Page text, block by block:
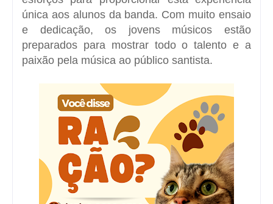
única aos alunos da banda. Com muito ensaio
e dedicação, os jovens músicos estão
preparados para mostrar todo o talento e a
paixão pela música ao público santista.